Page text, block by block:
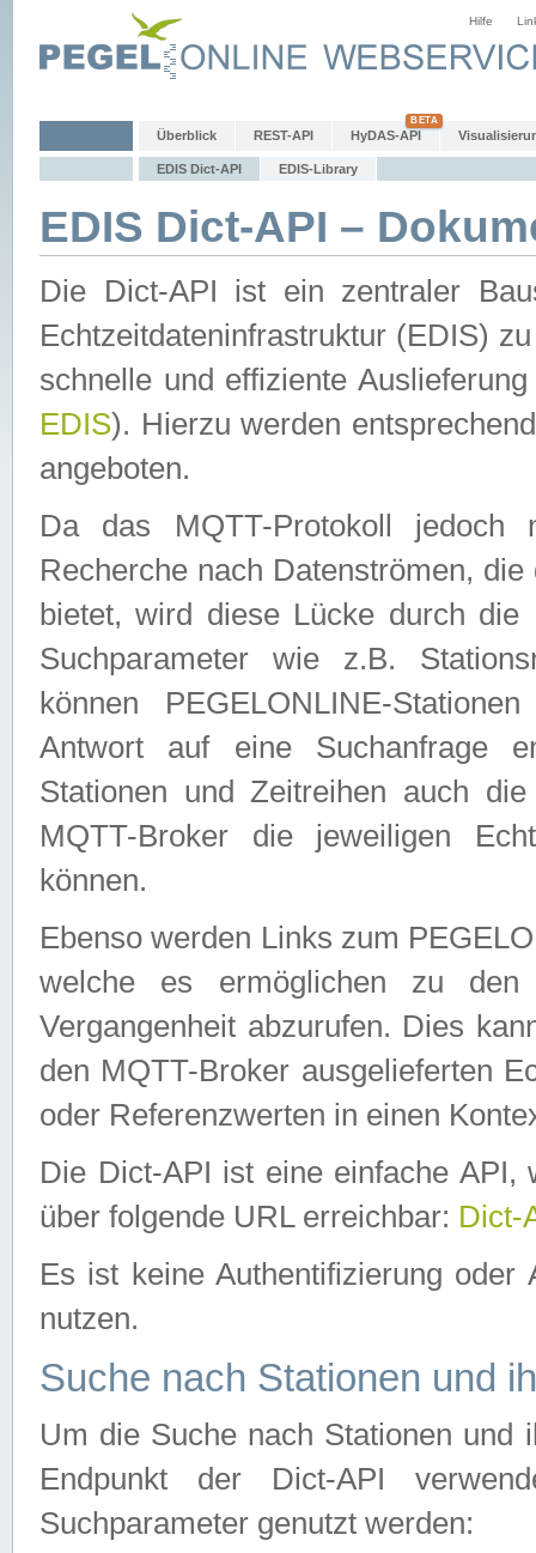
Hilfe
Überblick REST-API HyDAS-API
EDIS Dict-API EDIS-Library
EDIS Dict-API –
Die Dict-API ist ein zentraler
Echtzeitdateninfrastruktur (EDIS)
schnelle und effiziente
EDIS). Hierzu werden
angeboten.
Da das MQTT-Protokoll jedoch
Recherche nach Datenströmen,
bietet, wird diese Lücke durch die
Suchparameter wie z.B.
können PEGELONLINE-
Antwort auf eine Suchanfrage
Stationen und Zeitreihen auch
MQTT-Broker die jeweiligen
können.
Ebenso werden Links zum
welche es ermöglichen zu den
Vergangenheit abzurufen. Dies
den MQTT-Broker ausgelieferten
oder Referenzwerten in einen
Die Dict-API ist eine einfache API,
über folgende URL erreichbar: Dict-
Es ist keine Authentifizierung
nutzen.
Suche nach Stationen und
Um die Suche nach Stationen und
Endpunkt der Dict-API
Suchparameter genutzt werden: